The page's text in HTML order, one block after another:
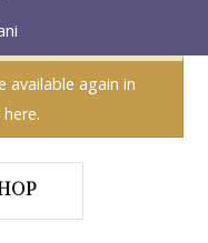
available again in